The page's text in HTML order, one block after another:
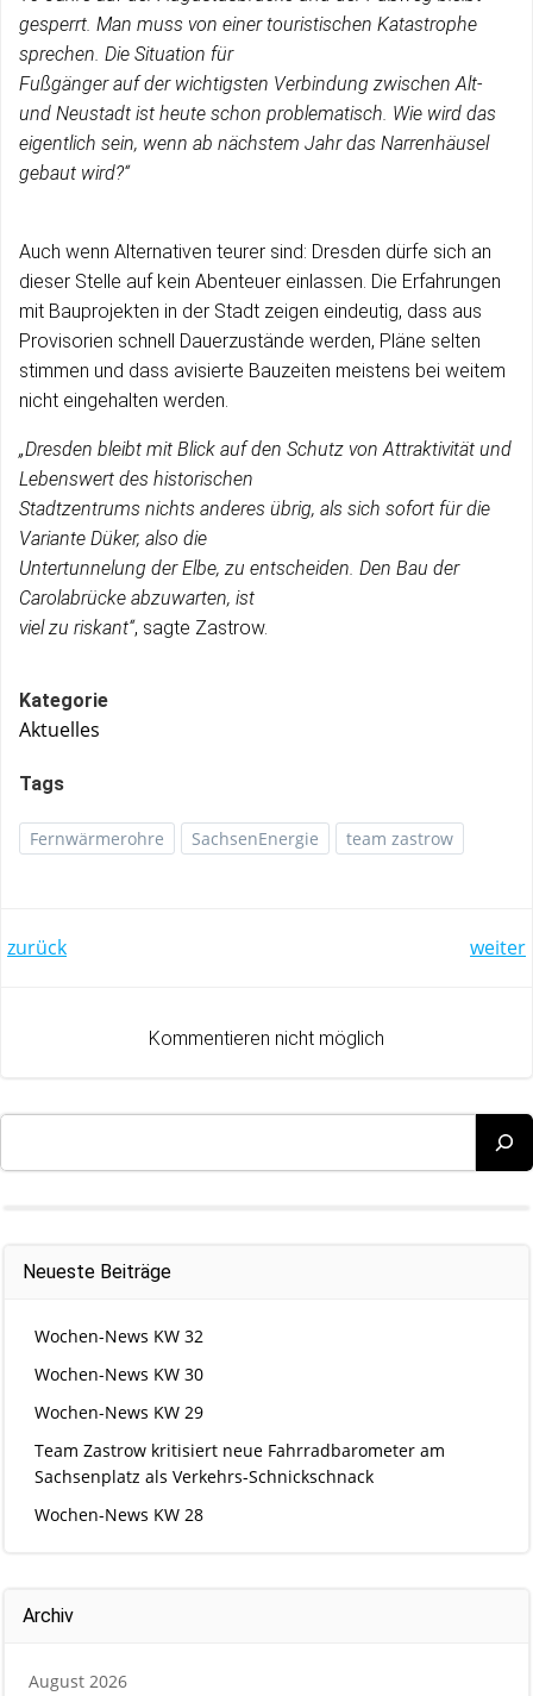
gesperrt. Man muss von einer touristischen Katastrophe
sprechen. Die Situation für
Fußgänger auf der wichtigsten Verbindung zwischen Alt-
und Neustadt ist heute schon problematisch. Wie wird das
eigentlich sein, wenn ab nächstem Jahr das Narrenhäusel
gebaut wird?“
Auch wenn Alternativen teurer sind: Dresden dürfe sich an
dieser Stelle auf kein Abenteuer einlassen. Die Erfahrungen
mit Bauprojekten in der Stadt zeigen eindeutig, dass aus
Provisorien schnell Dauerzustände werden, Pläne selten
stimmen und dass avisierte Bauzeiten meistens bei weitem
nicht eingehalten werden.
„Dresden bleibt mit Blick auf den Schutz von Attraktivität und
Lebenswert des historischen
Stadtzentrums nichts anderes übrig, als sich sofort für die
Variante Düker, also die
Untertunnelung der Elbe, zu entscheiden. Den Bau der
Carolabrücke abzuwarten, ist
viel zu riskant“, sagte Zastrow.
Kategorie
Aktuelles
Tags
Fernwärmerohre SachsenEnergie team zastrow
Post
navigation
zurück
navigation
weiter
Kommentieren nicht möglich
Neueste Beiträge
Wochen-News KW 32
Wochen-News KW 30
Wochen-News KW 29
Team Zastrow kritisiert neue Fahrradbarometer am
Sachsenplatz als Verkehrs-Schnickschnack
Wochen-News KW 28
Archiv
August 2026